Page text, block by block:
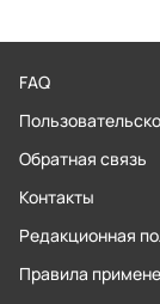
FAQ
Обратная связь
Контакты
Редакционная
Правила